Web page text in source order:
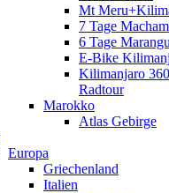
Mt
7 Tage
6 Tage
E-Bike
Kilimanjaro
Radtour
Marokko
Atlas Gebirge
Europa
Griechenland
Italien